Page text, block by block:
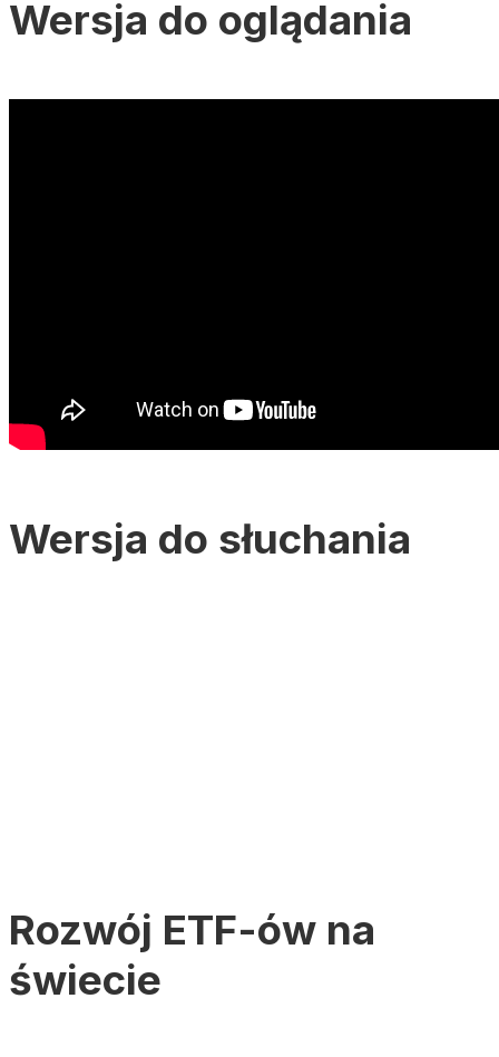
Wersja do oglądania
Wersja do słuchania
Rozwój ETF-ów na
świecie